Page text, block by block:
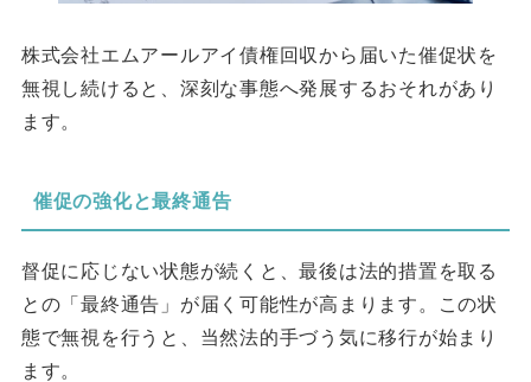
株式会社エムアールアイ債権回収から届いた催促状を
無視し続けると、深刻な事態へ発展するおそれがあり
ます。
催促の強化と最終通告
督促に応じない状態が続くと、最後は法的措置を取る
との「最終通告」が届く可能性が高まります。この状
態で無視を行うと、当然法的手づう気に移行が始まり
ます。